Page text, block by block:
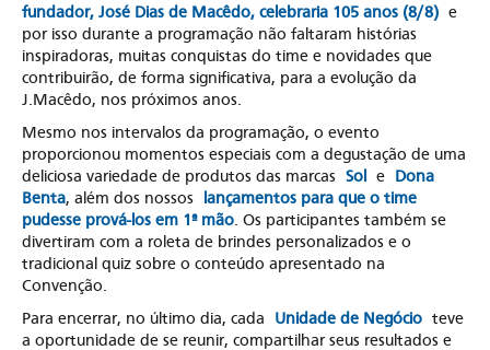
fundador, José Dias de Macêdo, celebraria 105 anos (8/8) e
por isso durante a programação não faltaram histórias
inspiradoras, muitas conquistas do time e novidades que
contribuirão, de forma significativa, para a evolução da
J.Macêdo, nos próximos anos.
Mesmo nos intervalos da programação, o evento
proporcionou momentos especiais com a degustação de uma
deliciosa variedade de produtos das marcas Sol e Dona
Benta, além dos nossos lançamentos para que o time
pudesse prová-los em 1ª mão . Os participantes também se
divertiram com a roleta de brindes personalizados e o
tradicional quiz sobre o conteúdo apresentado na
Convenção.
Para encerrar, no último dia, cada Unidade de Negócio teve
a oportunidade de se reunir, compartilhar seus resultados e